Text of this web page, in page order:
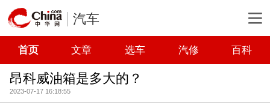
汽车
首页 文章 选车 汽修 百科
昂科威油箱是多大的？
2023-07-17 16:18:55